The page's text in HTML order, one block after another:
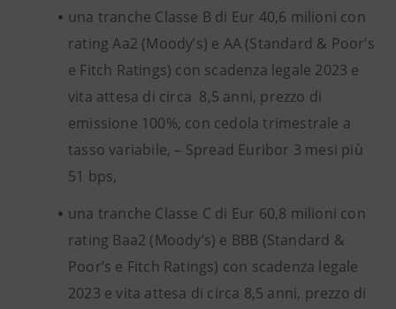
una tranche Classe B di Eur 40,6 milioni con
rating Aa2 (Moody’s) e AA (Standard & Poor’s
e Fitch Ratings) con scadenza legale 2023 e
vita attesa di circa 8,5 anni, prezzo di
emissione 100%, con cedola trimestrale a
tasso variabile, – Spread Euribor 3 mesi più
51 bps,
una tranche Classe C di Eur 60,8 milioni con
rating Baa2 (Moody’s) e BBB (Standard &
Poor’s e Fitch Ratings) con scadenza legale
2023 e vita attesa di circa 8,5 anni, prezzo di